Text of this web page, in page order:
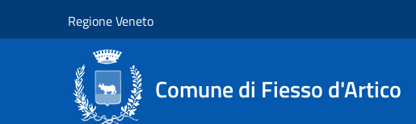
Regione Veneto
Comune di Fiesso d'Artico